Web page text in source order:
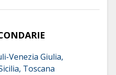
Venezia Giulia,
Toscana